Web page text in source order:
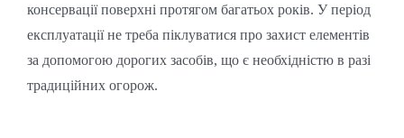
консервації поверхні протягом багатьох років. У період
експлуатації не треба піклуватися про захист елементів
за допомогою дорогих засобів, що є необхідністю в разі
традиційних огорож.